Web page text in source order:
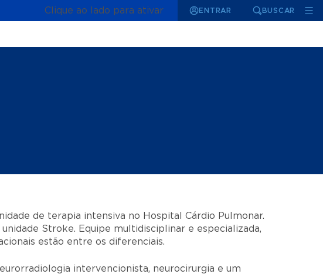
Clique ao lado para ativar ENTRAR BUSCAR
de terapia intensiva no Hospital Cárdio Pulmonar.
Stroke. Equipe multidisciplinar e especializada,
estão entre os diferenciais.
intervencionista, neurocirurgia e um